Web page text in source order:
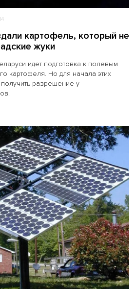
картофель, который не
жуки
идет подготовка к полевым
картофеля. Но для начала этих
разрешение у